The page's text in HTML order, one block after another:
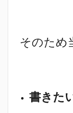
そのため
書きた